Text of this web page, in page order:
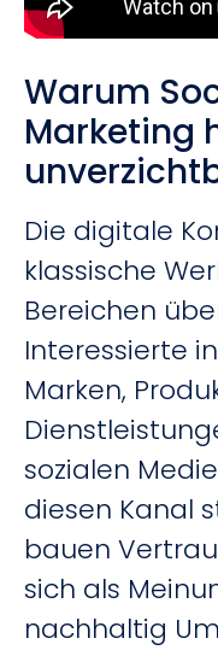
Warum
Marketing
Die digitale
klassische
Bereichen
Interessierte
Marken,
sozialen
diesen Kanal
bauen
sich als
nachhaltig